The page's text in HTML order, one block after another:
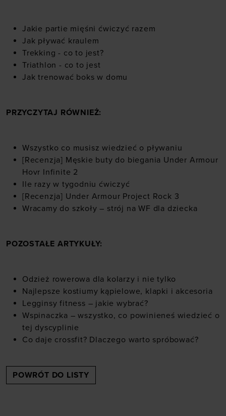
Jakie partie mięśni ćwiczyć razem
Jak pływać kraulem
Trekking - co to jest?
Triathlon - co to jest
Jak trenować boks w domu
PRZYCZYTAJ RÓWNIEŻ:
Wszystko co musisz wiedzieć o pływaniu
[Recenzja] Męskie buty do biegania Under Armour
Hovr Infinite 2
Ile razy w tygodniu ćwiczyć
[Recenzja] Under Armour Project Rock 3
Wracamy do szkoły – strój na WF dla dziecka
POZOSTAŁE ARTYKUŁY:
Odzież rowerowa dla kolarzy i nie tylko
Najlepsze kostiumy kąpielowe, klapki i akcesoria
Legginsy fitness – jakie wybrać?
Wspinaczka – wszystko, co powinieneś wiedzieć o
tej dyscyplinie
Co daje crossfit? Dlaczego warto spróbować?
POWRÓT DO LISTY